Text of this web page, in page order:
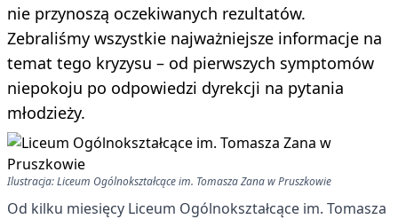
nie przynoszą oczekiwanych rezultatów.
Zebraliśmy wszystkie najważniejsze informacje na
temat tego kryzysu – od pierwszych symptomów
niepokoju po odpowiedzi dyrekcji na pytania
młodzieży.
Ilustracja: Liceum Ogólnokształcące im. Tomasza Zana w Pruszkowie
Od kilku miesięcy Liceum Ogólnokształcące im. Tomasza